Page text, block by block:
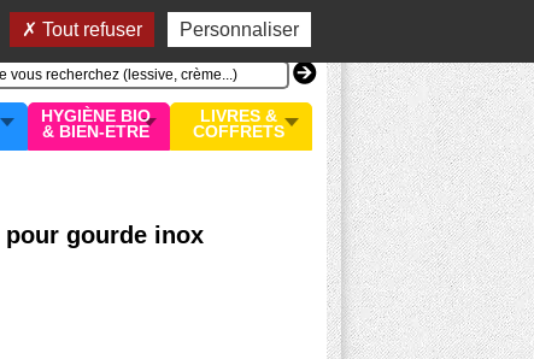
Tout refuser Personnaliser
compte
MON PANIER
0 article
HYGIÈNE BIO
& BIEN-ETRE
LIVRES &
COFFRETS
gourde inox